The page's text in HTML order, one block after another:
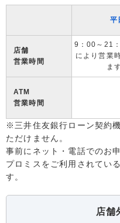
平
店舗
営業時間
9：00～21
により営業
ま
ATM
営業時間
※三井住友銀行ローン契約
ただけません。
事前にネット・電話でのお
プロミスをご利用されてい
す。
店舗